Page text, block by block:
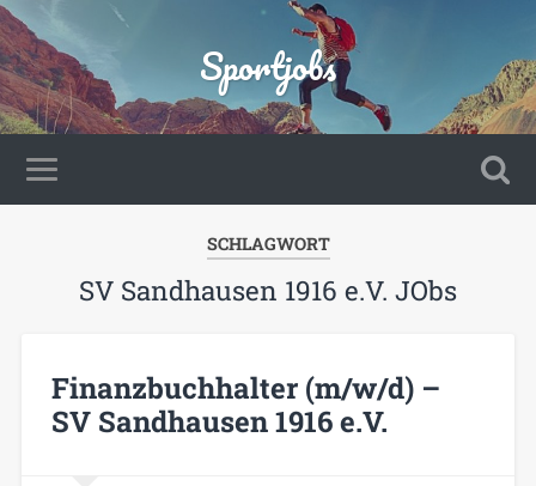
Sportjobs
SCHLAGWORT
SV Sandhausen 1916 e.V. JObs
Finanzbuchhalter (m/w/d) –
SV Sandhausen 1916 e.V.